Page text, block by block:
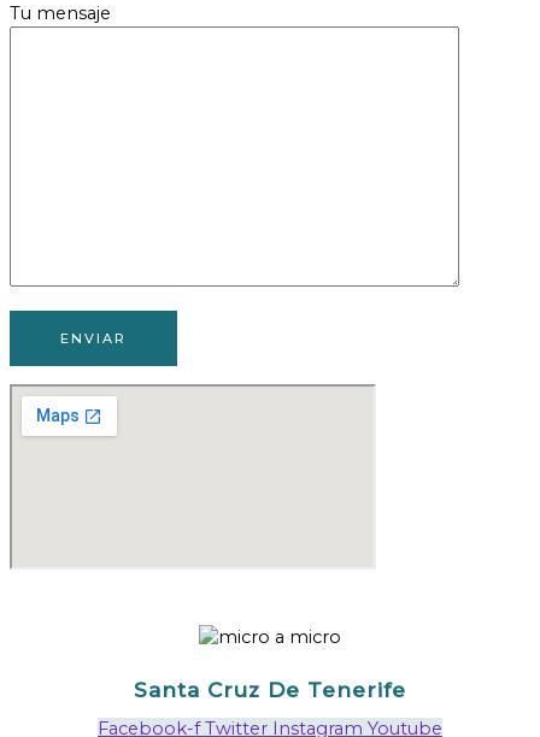
Tu mensaje
Santa Cruz De Tenerife
Facebook-f Twitter Instagram Youtube